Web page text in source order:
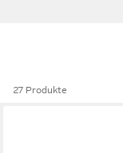
27 Produkte